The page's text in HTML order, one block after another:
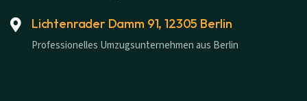
Lichtenrader Damm 91, 12305 Berlin
Professionelles Umzugsunternehmen aus Berlin